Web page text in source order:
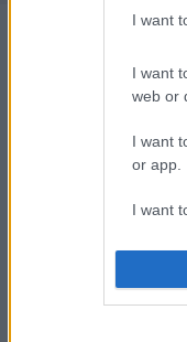
I want
I want
web or
I want
or app.
I want
I want